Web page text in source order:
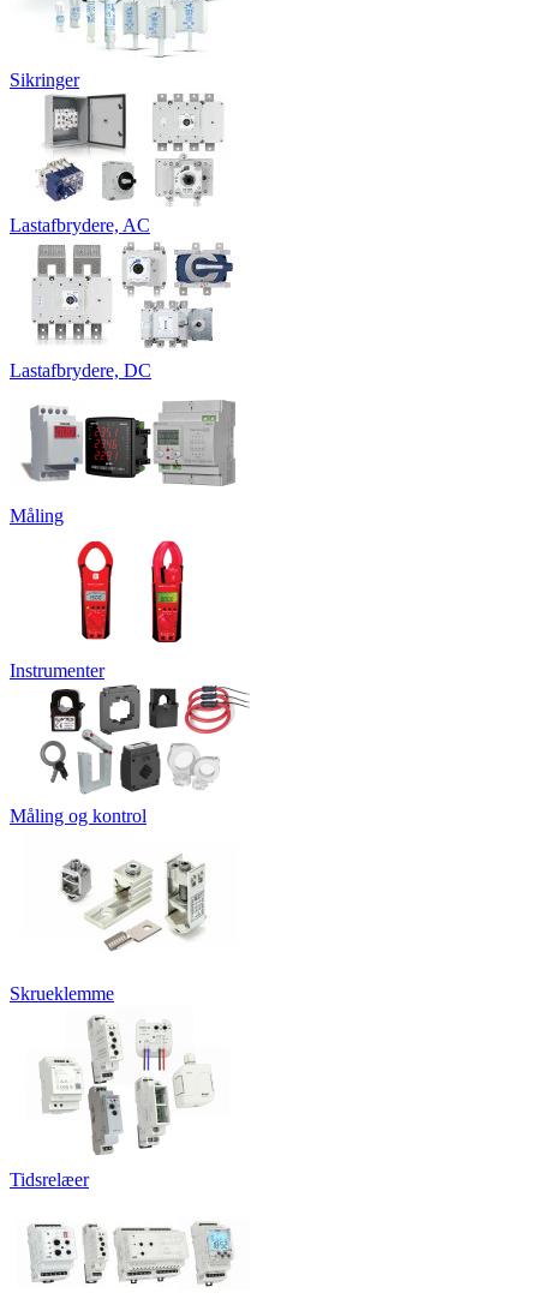
Sikringer
Lastafbrydere, AC
Lastafbrydere, DC
Måling
Instrumenter
Måling og kontrol
Skrueklemme
Tidsrelæer